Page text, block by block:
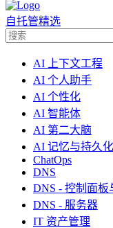
自托管精选
AI 上下文工程
AI 个人助手
AI 个性化
AI 智能体
AI 第二大脑
AI 记忆与持久化
ChatOps
DNS
DNS - 控制面板
DNS - 服务器
IT 资产管理